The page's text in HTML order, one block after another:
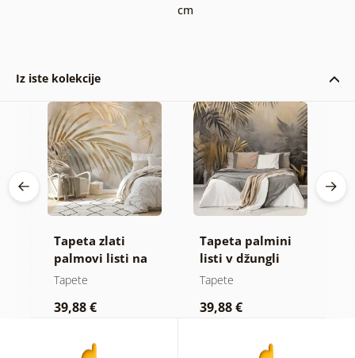
cm
Iz iste kolekcije
Tapeta zlati
palmovi listi na
bež ozadju
Tapete
39,88 €
Tapeta palmini
listi v džungli
Tapete
39,88 €